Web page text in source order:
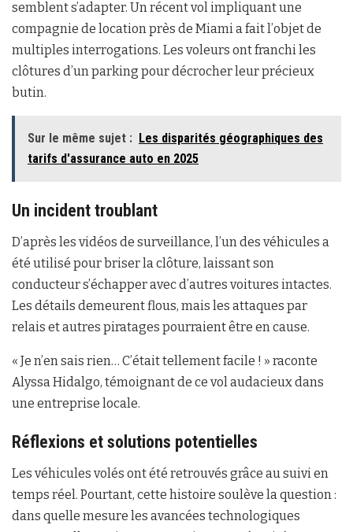
semblent s’adapter. Un récent vol impliquant une
compagnie de location près de Miami a fait l’objet de
multiples interrogations. Les voleurs ont franchi les
clôtures d’un parking pour décrocher leur précieux
butin.
Sur le même sujet : Les disparités géographiques des
tarifs d'assurance auto en 2025
Un incident troublant
D’après les vidéos de surveillance, l’un des véhicules a
été utilisé pour briser la clôture, laissant son
conducteur s’échapper avec d’autres voitures intactes.
Les détails demeurent flous, mais les attaques par
relais et autres piratages pourraient être en cause.
« Je n’en sais rien… C’était tellement facile ! » raconte
Alyssa Hidalgo, témoignant de ce vol audacieux dans
une entreprise locale.
Réflexions et solutions potentielles
Les véhicules volés ont été retrouvés grâce au suivi en
temps réel. Pourtant, cette histoire soulève la question :
dans quelle mesure les avancées technologiques